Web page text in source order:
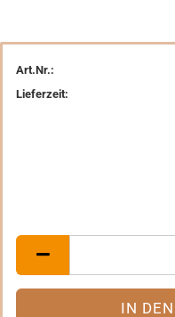
Art.Nr.:
Lieferzeit: